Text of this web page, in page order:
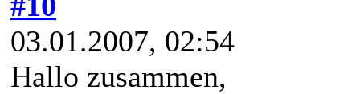
03.01.2007, 02:54
Hallo zusammen,